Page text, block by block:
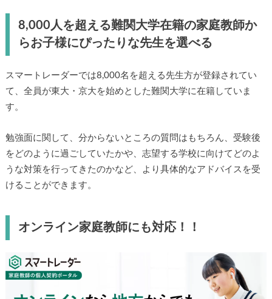
8,000人を超える難関大学在籍の家庭教師か
らお子様にぴったりな先生を選べる
スマートレーダーでは8,000名を超える先生方が登録されてい
て、全員が東大・京大を始めとした難関大学に在籍していま
す。
勉強面に関して、分からないところの質問はもちろん、受験後
をどのように過ごしていたかや、志望する学校に向けてどのよ
うな対策を行ってきたのかなど、より具体的なアドバイスを受
けることができます。
オンライン家庭教師にも対応！！